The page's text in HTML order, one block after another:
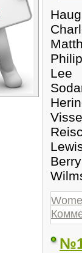
Haug
Lee
Berry